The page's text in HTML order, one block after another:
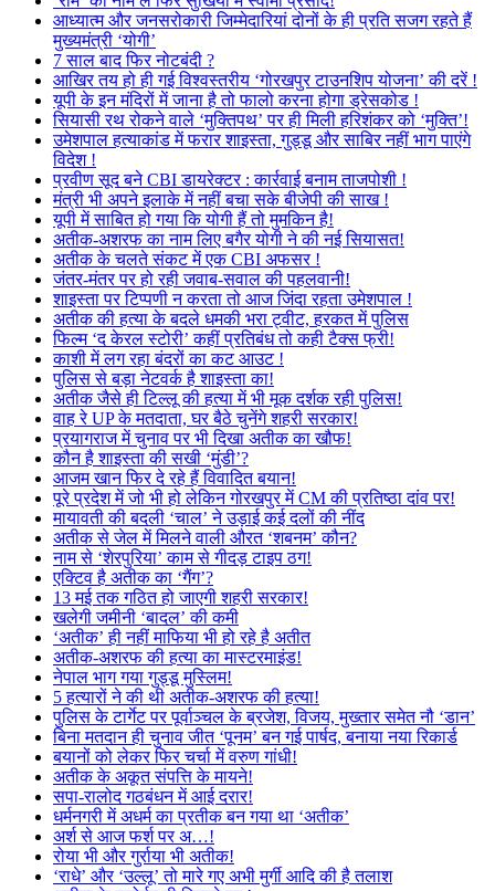
आध्यात्म और जनसरोकारी जिम्मेदारियां दोनों के ही प्रति सजग रहते हैं
मुख्यमंत्री ‘योगी’
7 साल बाद फिर नोटबंदी ?
आखिर तय हो ही गई विश्वस्तरीय ‘गोरखपुर टाउनशिप योजना’ की दरें !
यूपी के इन मंदिरों में जाना है तो फालो करना होगा ड्रेसकोड !
सियासी रथ रोकने वाले ‘मुक्तिपथ’ पर ही मिली हरिशंकर को ‘मुक्ति’!
उमेशपाल हत्याकांड में फरार शाइस्ता, गुड्डू और साबिर नहीं भाग पाएंगे
विदेश !
प्रवीण सूद बने CBI डायरेक्टर : कार्रवाई बनाम ताजपोशी !
मंत्री भी अपने इलाके में नहीं बचा सके बीजेपी की साख !
यूपी में साबित हो गया कि योगी हैं तो मुमकिन है!
अतीक-अशरफ का नाम लिए बगैर योगी ने की नई सियासत!
अतीक के चलते संकट में एक CBI अफसर !
जंतर-मंतर पर हो रही जवाब-सवाल की पहलवानी!
शाइस्ता पर टिप्पणी न करता तो आज जिंदा रहता उमेशपाल !
अतीक की हत्या के बदले धमकी भरा ट्वीट, हरकत में पुलिस
फिल्म ‘द केरल स्टोरी’ कहीं प्रतिबंध तो कही टैक्स फ्री!
काशी में लग रहा बंदरों का कट आउट !
पुलिस से बड़ा नेटवर्क है शाइस्ता का!
अतीक जैसे ही टिल्लू की हत्या में भी मूक दर्शक रही पुलिस!
वाह रे UP के मतदाता, घर बैठे चुनेंगे शहरी सरकार!
प्रयागराज में चुनाव पर भी दिखा अतीक का खौफ!
कौन है शाइस्ता की सखी ‘मुंडी’?
आजम खान फिर दे रहे हैं विवादित बयान!
पूरे प्रदेश में जो भी हो लेकिन गोरखपुर में CM की प्रतिष्ठा दांव पर!
मायावती की बदली ‘चाल’ ने उड़ाई कई दलों की नींद
अतीक से जेल में मिलने वाली औरत ‘शबनम’ कौन?
नाम से ‘शेरपुरिया’ काम से गीदड़ टाइप ठग!
एक्टिव है अतीक का ‘गैंग’?
13 मई तक गठित हो जाएगी शहरी सरकार!
खलेगी जमीनी ‘बादल’ की कमी
‘अतीक’ ही नहीं माफिया भी हो रहे है अतीत
अतीक-अशरफ की हत्या का मास्टरमाइंड!
नेपाल भाग गया गुड्डू मुस्लिम!
5 हत्यारों ने की थी अतीक-अशरफ की हत्या!
पुलिस के टार्गेट पर पूर्वाञ्चल के ब्रजेश, विजय, मुख्तार समेत नौ ‘डान’
बिना मतदान ही चुनाव जीत ‘पूनम’ बन गई पार्षद, बनाया नया रिकार्ड
बयानों को लेकर फिर चर्चा में वरुण गांधी!
अतीक के अकूत संपत्ति के मायने!
सपा-रालोद गठबंधन में आई दरार!
धर्मनगरी में अधर्म का प्रतीक बन गया था ‘अतीक’
अर्श से आज फर्श पर अ…!
रोया भी और गुर्राया भी अतीक!
‘राधे’ और ‘उल्लू’ तो मारे गए अभी मुर्गी आदि की है तलाश